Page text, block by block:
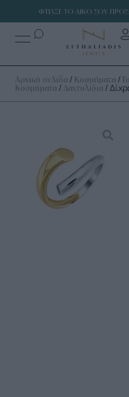
ΦΤΙΑΞΕ ΤΟ ΔΙΚΟ ΣΟΥ
Αρχική σελίδα / Κοσμήματα /
Κοσμήματα / Δαχτυλίδια /